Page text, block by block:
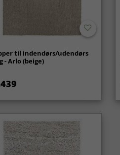
til indendørs/udendørs
- Arlo (beige)